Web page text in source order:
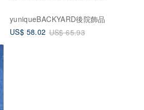
yuniqueBACKYARD後院飾品
US$ 58.02 US$ 65.93